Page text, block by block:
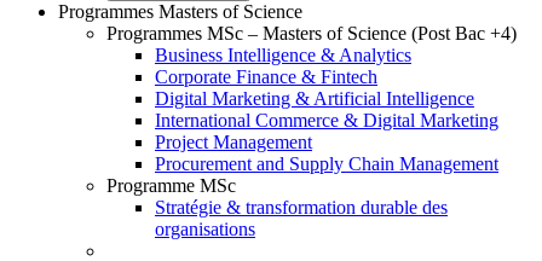
Programmes Masters of Science
Programmes MSc – Masters of Science (Post Bac +4)
Business Intelligence & Analytics
Corporate Finance & Fintech
Digital Marketing & Artificial Intelligence
International Commerce & Digital Marketing
Project Management
Procurement and Supply Chain Management
Programme MSc
Stratégie & transformation durable des
organisations